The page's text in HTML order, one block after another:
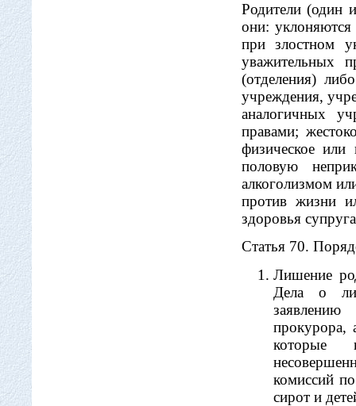
Родители (один
они: уклоняются
при злостном
уважительных
(отделения)
учреждения,
аналогичных
правами;
физическое
половую
алкоголизмом
против жизни
здоровья
Статья 70.
Лишение
Дела о
прокурора,
которые
комиссий
сирот и